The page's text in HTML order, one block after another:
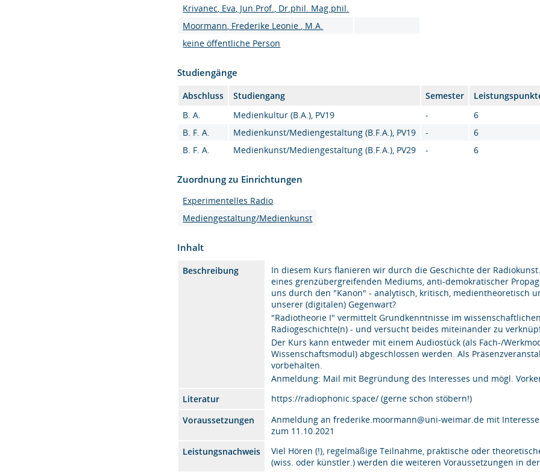
Krivanec, Eva, Jun.Prof., Dr.phil. Mag.phil.
Moormann, Frederike Leonie , M.A.
keine öffentliche Person
Studiengänge
Abschluss Studiengang Semester
B. A.
Medienkultur (B.A.), PV19 -
6
B. F. A.
Medienkunst/Mediengestaltung (B.F.A.), PV19 -
6
B. F. A.
Medienkunst/Mediengestaltung (B.F.A.), PV29 - 6
Zuordnung zu Einrichtungen
Experimentelles Radio
Mediengestaltung/Medienkunst
Inhalt
Beschreibung
In diesem Kurs flanieren wir durch die Geschichte der
eines grenzübergreifenden Mediums, anti-demokratischer
uns durch den "Kanon" - analytisch, kritisch, medientheoretisch
unserer (digitalen) Gegenwart?
"Radiotheorie I" vermittelt Grundkenntnisse im
Radiogeschichte(n) - und versucht beides miteinander zu
Der Kurs kann entweder mit einem Audiostück (als Fach-/
Wissenschaftsmodul) abgeschlossen werden. Als
vorbehalten.
Anmeldung: Mail mit Begründung des Interesses und mögl.
Literatur
https://radiophonic.space/ (gerne schon stöbern!)
Voraussetzungen
Anmeldung an frederike.moormann@uni-weimar.de mit
zum 11.10.2021
Leistungsnachweis
Viel Hören (!), regelmäßige Teilnahme, praktische oder
(wiss. oder künstler.) werden die weiteren Voraussetzungen in